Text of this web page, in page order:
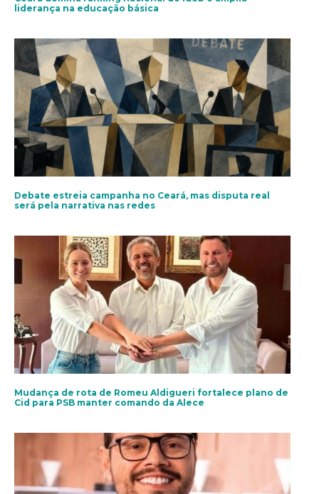
liderança na educação básica
Debate estreia campanha no Ceará, mas disputa real
será pela narrativa nas redes
Mudança de rota de Romeu Aldigueri fortalece plano de
Cid para PSB manter comando da Alece